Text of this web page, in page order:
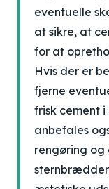
eventuelle
at sikre, at
for at
Hvis der er
fjerne
frisk cement i
anbefales
rengøring